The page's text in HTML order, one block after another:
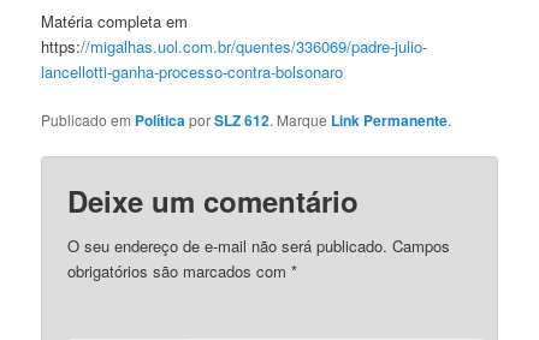
Matéria completa em
https://migalhas.uol.com.br/quentes/336069/padre-julio-
lancellotti-ganha-processo-contra-bolsonaro
Publicado em PolíticaporSLZ 612. Marque Link Permanente.
Deixe um comentário
O seu endereço de e-mail não será publicado. Campos
obrigatórios são marcados com*